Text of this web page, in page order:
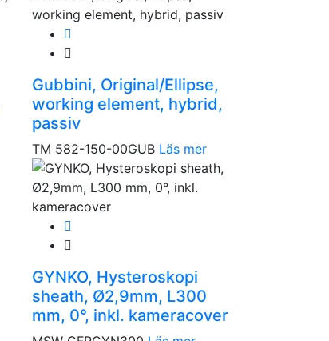
Gubbini, Original/Ellipse,
working element, hybrid,
passiv
TM 582-150-00GUB Läs mer
GYNKO, Hysteroskopi
sheath, Ø2,9mm, L300
mm, 0°, inkl. kameracover